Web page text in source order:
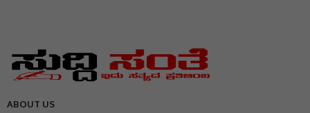
ABOUT US